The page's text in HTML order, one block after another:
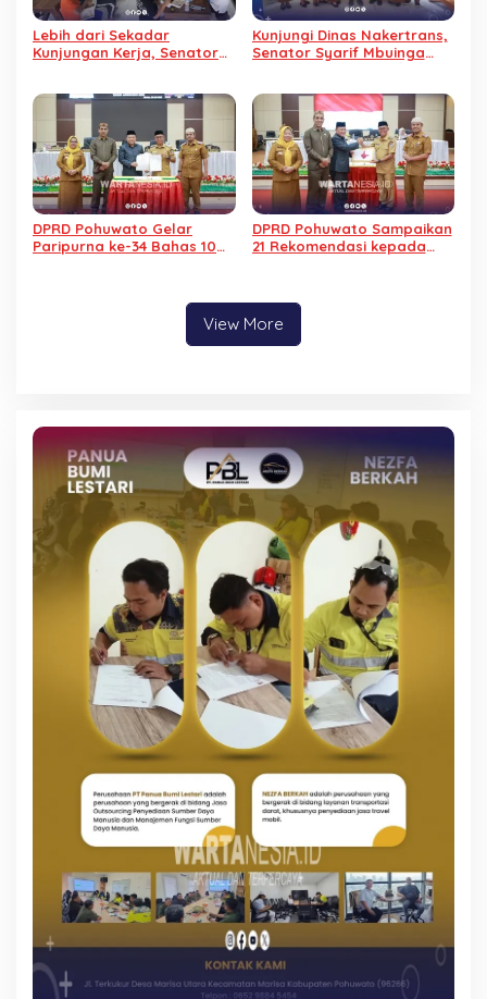
Lebih dari Sekadar
Kunjungan Kerja, Senator
Binaan Lapas Pohuwato
Kunjungi Dinas Nakertrans,
Senator Syarif Mbuinga
Pemerintah Pusat
DPRD Pohuwato Gelar
Paripurna ke-34 Bahas 10
DPRD Pohuwato Sampaikan
21 Rekomendasi kepada
View More